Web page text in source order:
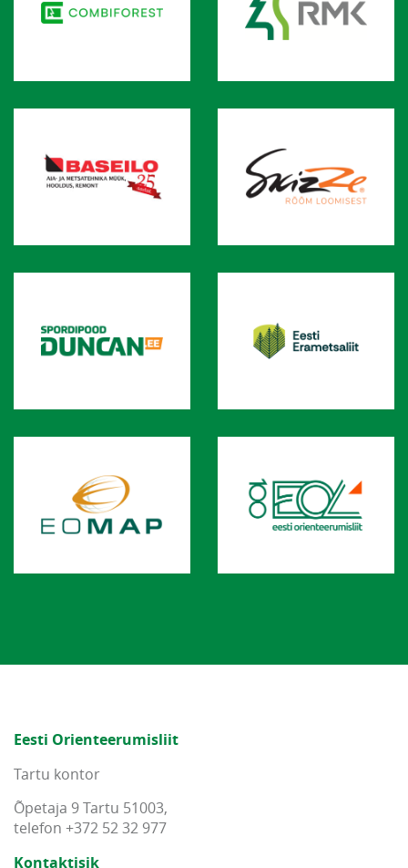
Eesti Orienteerumisliit
Tartu kontor
Õpetaja 9 Tartu 51003,
telefon +372 52 32 977
Kontaktisik